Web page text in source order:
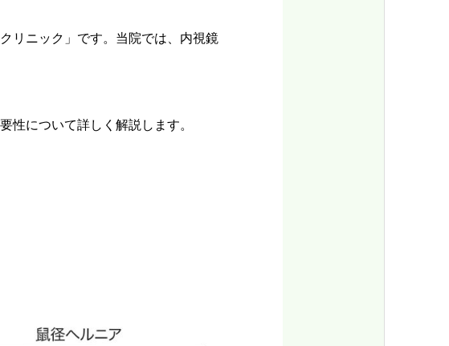
リニック」です。当院では、内視鏡
性について詳しく解説します。